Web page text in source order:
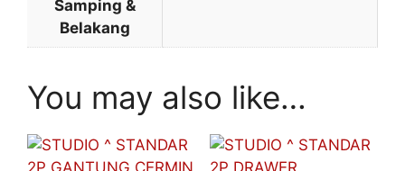
Samping &
Belakang
You may also like…